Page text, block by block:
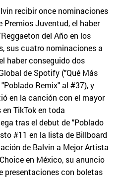
recibir once nominaciones
Premios Juventud, el haber
del Año en los
sus cuatro nominaciones a
haber conseguido dos
de Spotify ("Qué Más
Remix" al #37), y
en la canción con el mayor
TikTok en toda
tras el debut de "Poblado
#11 en la lista de Billboard
de Balvin a Mejor Artista
en México, su anuncio
presentaciones con boletas